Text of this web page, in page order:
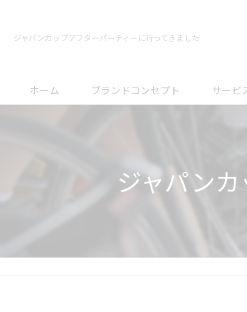
ジャパンカップアフターパーティーに行ってきました
ホーム ブランドコンセプト サービ
フィッテ
ジャパン